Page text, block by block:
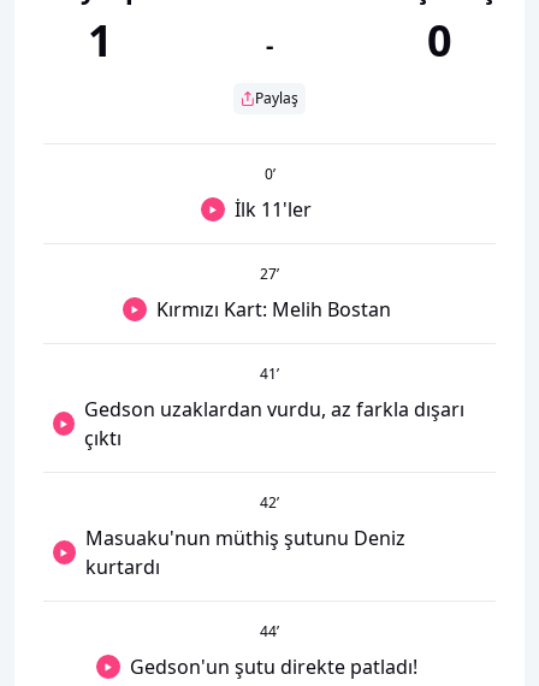
1 -
Paylaş
0
0’
İlk 11'ler
27’
Kırmızı Kart: Melih Bostan
41’
Gedson uzaklardan vurdu, az farkla dışarı
çıktı
42’
Masuaku'nun müthiş şutunu Deniz
kurtardı
44’
Gedson'un şutu direkte patladı!